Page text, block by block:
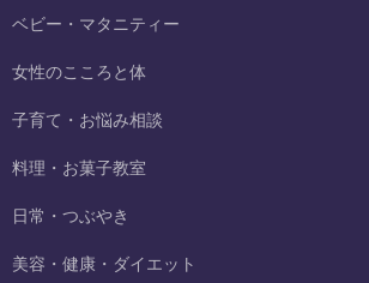
ベビー・マタニティー
女性のこころと体
子育て・お悩み相談
料理・お菓子教室
日常・つぶやき
美容・健康・ダイエット